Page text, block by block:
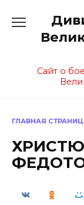
содержанию
Сайт о
ГЛАВНАЯ